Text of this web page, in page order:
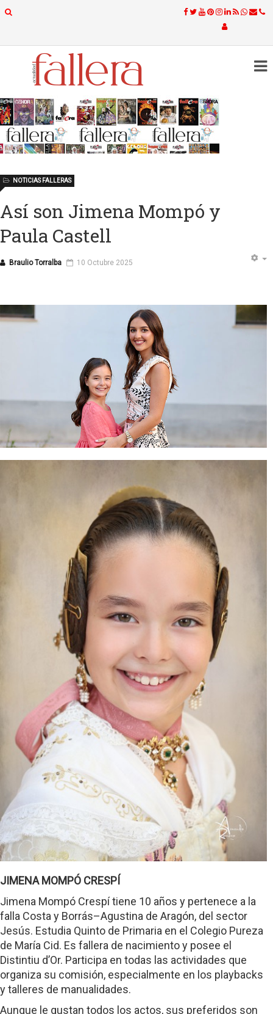
Así son Jimena Mompó y
Paula Castell
Braulio Torralba
NOTICIAS FALLERAS
10 Octubre 2025
JIMENA MOMPÓ CRESPÍ
Jimena Mompó Crespí tiene 10 años y pertenece a la
falla Costa y Borrás–Agustina de Aragón, del sector
Jesús. Estudia Quinto de Primaria en el Colegio Pureza
de María Cid. Es fallera de nacimiento y posee el
Distintiu d’Or. Participa en todas las actividades que
organiza su comisión, especialmente en los playbacks
y talleres de manualidades.
Aunque le gustan todos los actos, sus preferidos son